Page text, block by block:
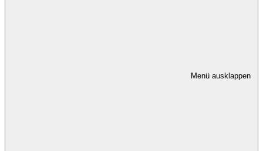
Menü ausklappen